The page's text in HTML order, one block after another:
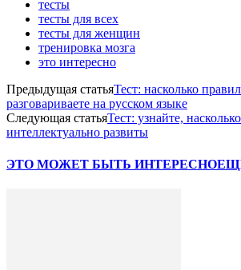
тесты
тесты для всех
тесты для женщин
тренировка мозга
это интересно
Предыдущая статьяТест: насколько
разговариваете на русском языке
Следующая статьяТест: узнайте,
интеллектуально развиты
ЭТО МОЖЕТ БЫТЬ ИНТЕРЕСНО